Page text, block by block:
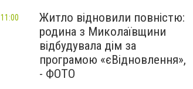
Житло відновили повністю:
родина з Миколаївщини
відбудувала дім за
програмою «єВідновлення»,
- ФОТО
11:00